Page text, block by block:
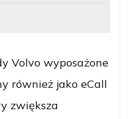
Volvo wyposażone
również jako eCall
zwiększa